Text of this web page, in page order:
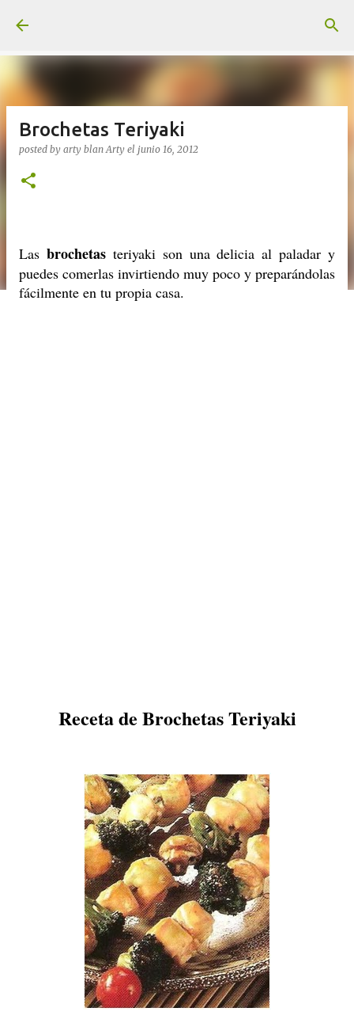
Brochetas Teriyaki
posted by arty blanArty el junio 16, 2012
Las brochetasteriyaki son una delicia al paladar y
puedes comerlas invirtiendo muy poco y preparándolas
fácilmente en tu propia casa.
Receta de Brochetas Teriyaki